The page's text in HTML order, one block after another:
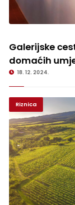
Galerijske
domaćih
18. 12. 2024.
Riznica